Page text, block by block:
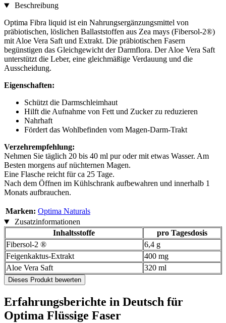
Beschreibung
Optima Fibra liquid ist ein Nahrungsergänzungsmittel von
präbiotischen, löslichen Ballaststoffen aus Zea mays (Fibersol-2®)
mit Aloe Vera Saft und Extrakt. Die präbiotischen Fasern
begünstigen das Gleichgewicht der Darmflora. Der Aloe Vera Saft
unterstützt die Leber, eine gleichmäßige Verdauung und die
Ausscheidung.
Eigenschaften:
Schützt die Darmschleimhaut
Hilft die Aufnahme von Fett und Zucker zu reduzieren
Nahrhaft
Fördert das Wohlbefinden vom Magen-Darm-Trakt
Verzehrempfehlung:
Nehmen Sie täglich 20 bis 40 ml pur oder mit etwas Wasser. Am
Besten morgens auf nüchternen Magen.
Eine Flasche reicht für ca 25 Tage.
Nach dem Öffnen im Kühlschrank aufbewahren und innerhalb 1
Monats aufbrauchen.
Marken: Optima Naturals
Zusatzinformationen
Inhaltsstoffe
pro Tagesdosis
Fibersol-2 ®
6,4 g
Feigenkaktus-Extrakt
400 mg
Aloe Vera Saft
320 ml
Dieses Produkt bewerten
Erfahrungsberichte in Deutsch für
Optima Flüssige Faser